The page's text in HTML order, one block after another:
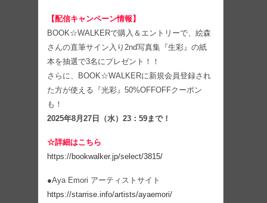
【配信キャンペーン情報】
BOOK☆WALKERで購入＆エントリーで、絵森
さんの直筆サイン入り2nd写真集『生彩』の紙
本を抽選で3名にプレゼント！！
さらに、BOOK☆WALKERに新規会員登録され
た方が使える『光彩』50%OFFOFFクーポン
も！
2025年8月27日（水）23：59まで！
☆詳細はこちら
https://bookwalker.jp/select/3815/
●Aya Emori アーティストサイト
https://starrise.info/artists/ayaemori/